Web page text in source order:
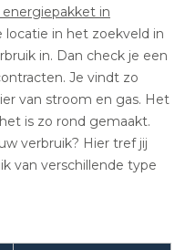
in
locatie in het zoekveld in
in. Dan check je een
Je vindt zo
van stroom en gas. Het
is zo rond gemaakt.
verbruik? Hier tref jij
van verschillende type